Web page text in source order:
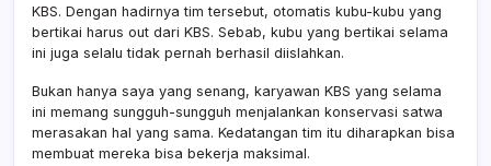
KBS. Dengan hadirnya tim tersebut, otomatis kubu-kubu yang
bertikai harus out dari KBS. Sebab, kubu yang bertikai selama
ini juga selalu tidak pernah berhasil diislahkan.
Bukan hanya saya yang senang, karyawan KBS yang selama
ini memang sungguh-sungguh menjalankan konservasi satwa
merasakan hal yang sama. Kedatangan tim itu diharapkan bisa
membuat mereka bisa bekerja maksimal.